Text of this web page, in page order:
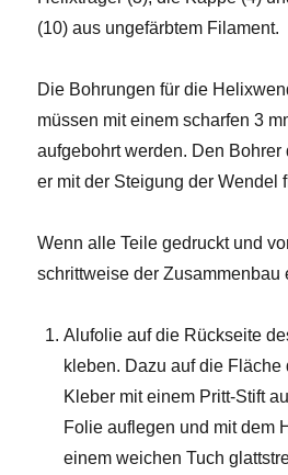
(10) aus ungefärbtem Filament.
Die Bohrungen für die
müssen mit einem scharfen 3
aufgebohrt werden. Den
er mit der Steigung der Wendel
Wenn alle Teile gedruckt und
schrittweise der Zusammenbau
Alufolie auf die Rückseite
kleben. Dazu auf die Fläche
Kleber mit einem Pritt-Stift
Folie auflegen und mit dem
einem weichen Tuch